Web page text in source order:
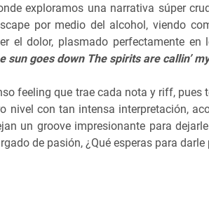
exploramos una narrativa súper
por medio del alcohol, viendo
el dolor, plasmado perfectamente en
sun goes down The spirits are callin’
feeling que trae cada nota y riff, pues
nivel con tan intensa interpretación,
un groove impresionante para
de pasión, ¿Qué esperas para darle